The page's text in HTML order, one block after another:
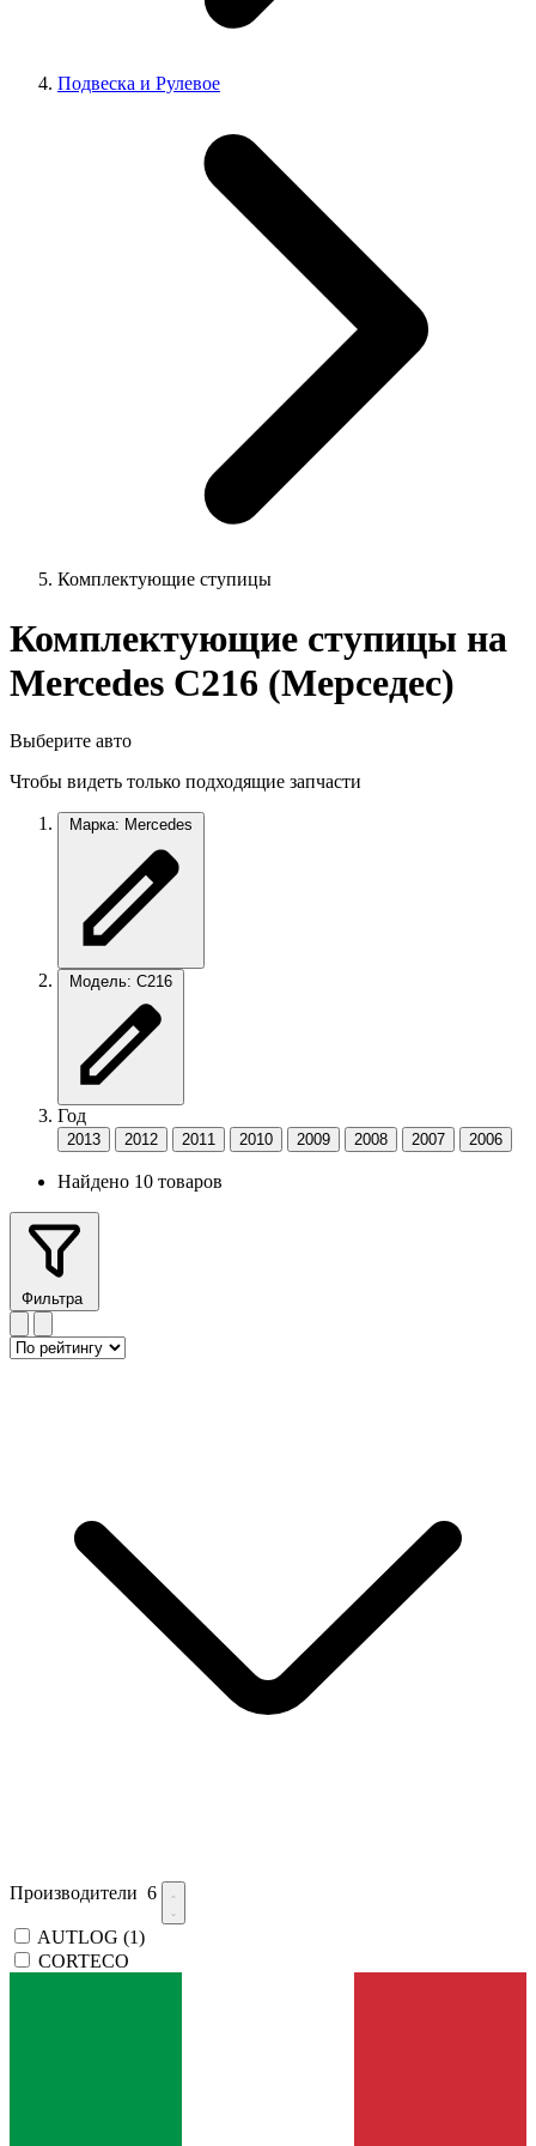
Подвеска и Рулевое
Комплектующие ступицы
Комплектующие ступицы на
Mercedes C216 (Мерседес)
Выберите авто
Чтобы видеть только подходящие запчасти
Марка: Mercedes
Модель: C216
Год
2013 2012 2011 2010 2009 2008 2007 2006
Найдено 10 товаров
Фильтра
Производители 6
AUTLOG (1)
CORTECO